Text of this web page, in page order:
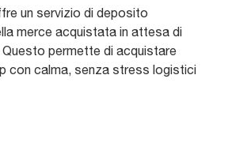
un servizio di deposito
merce acquistata in attesa di
permette di acquistare
con calma, senza stress logistici